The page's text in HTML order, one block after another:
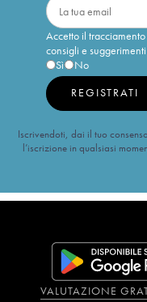
Accetto il
consigli e
Sì
No
REGISTRATI
Iscrivendoti, dai il tuo
l’iscrizione in qualsiasi
VALUTAZIONE